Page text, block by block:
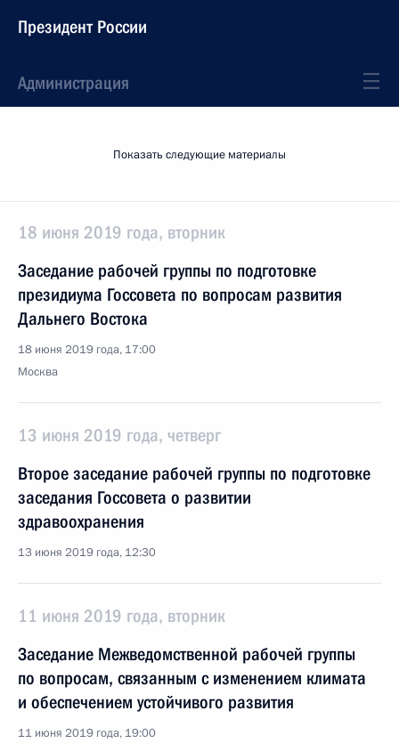
Президент России
Администрация
Показать следующие материалы
18 июня 2019 года, вторник
Заседание рабочей группы по подготовке
президиума Госсовета по вопросам развития
Дальнего Востока
18 июня 2019 года, 17:00
Москва
13 июня 2019 года, четверг
Второе заседание рабочей группы по подготовке
заседания Госсовета о развитии
здравоохранения
13 июня 2019 года, 12:30
11 июня 2019 года, вторник
Заседание Межведомственной рабочей группы
по вопросам, связанным с изменением климата
и обеспечением устойчивого развития
11 июня 2019 года, 19:00